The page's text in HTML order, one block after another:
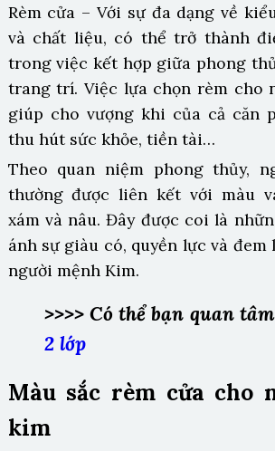
Rèm cửa – Với sự đa dạng về
và chất liệu, có thể trở thành
trong việc kết hợp giữa phong
trang trí. Việc lựa chọn rèm cho
giúp cho vượng khi của cả căn
thu hút sức khỏe, tiền tài…
Theo quan niệm phong thủy,
thường được liên kết với màu
xám và nâu. Đây được coi là
ánh sự giàu có, quyền lực và đem
người mệnh Kim.
>>>> Có thể bạn quan
2 lớp
Màu sắc rèm cửa cho
kim